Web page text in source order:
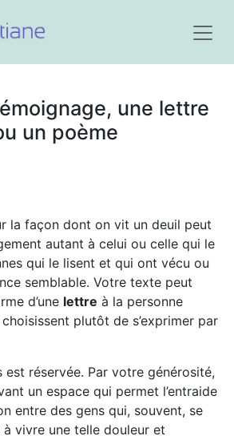
une lettre
un poème
la façon dont on vit un deuil peut
autant à celui ou celle qui le
qui le lisent et qui ont vécu ou
semblable. Votre texte peut
d’une lettre à la personne
plutôt de s’exprimer par
réservée. Par votre générosité,
un espace qui permet l’entraide
entre des gens qui, souvent, se
vivre une telle douleur et